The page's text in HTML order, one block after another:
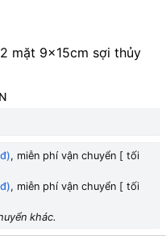
mặt 9x15cm sợi thủy
, miễn phí vận chuyển [ tối
, miễn phí vận chuyển [ tối
khác.